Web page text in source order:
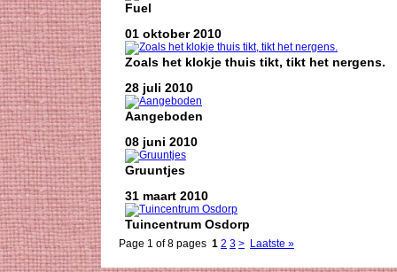
Fuel
01 oktober 2010
Zoals het klokje thuis tikt, tikt het nergens.
28 juli 2010
Aangeboden
08 juni 2010
Gruuntjes
31 maart 2010
Tuincentrum Osdorp
Page 1 of 8 pages 1 2 3 > Laatste »